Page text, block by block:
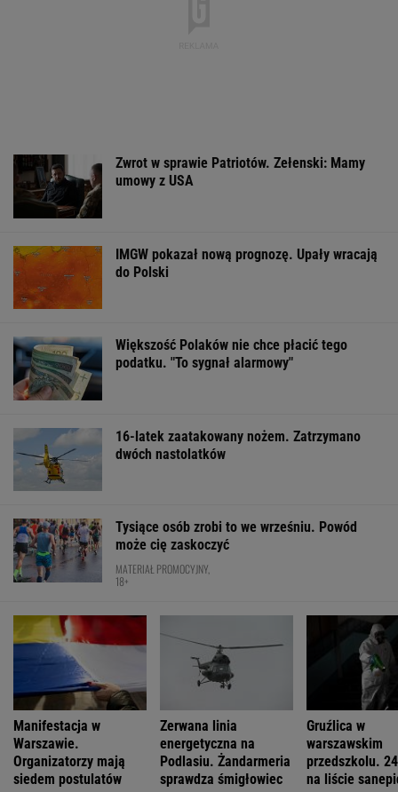
Zwrot w sprawie Patriotów. Zełenski: Mamy
umowy z USA
IMGW pokazał nową prognozę. Upały wracają
do Polski
Większość Polaków nie chce płacić tego
podatku. "To sygnał alarmowy"
16-latek zaatakowany nożem. Zatrzymano
dwóch nastolatków
Tysiące osób zrobi to we wrześniu. Powód
może cię zaskoczyć
MATERIAŁ PROMOCYJNY,
18+
Manifestacja w
Warszawie.
Organizatorzy mają
siedem postulatów
Zerwana linia
energetyczna na
Podlasiu. Żandarmeria
sprawdza śmigłowiec
Gruźlica w
warszawskim
przedszkolu.
na liście